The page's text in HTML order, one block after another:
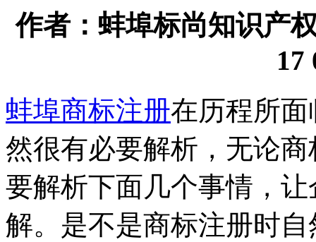
作者：蚌埠标尚知识产
17
蚌埠商标注册在历程所
然很有必要解析，无论
要解析下面几个事情，
解。是不是商标注册时